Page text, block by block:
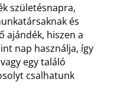
születésnapra,
és
ajándék, hiszen a
nap használja, így
egy találó
csalhatunk